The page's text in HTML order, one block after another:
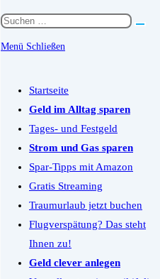
Diese
Menü Schließen
Button
einzuklappen
Startseite
Geld im Alltag sparen
Tages- und Festgeld
Strom und Gas sparen
Spar-Tipps mit Amazon
Gratis Streaming
Traumurlaub jetzt buchen
Flugverspätung? Das steht
Ihnen zu!
Geld clever anlegen